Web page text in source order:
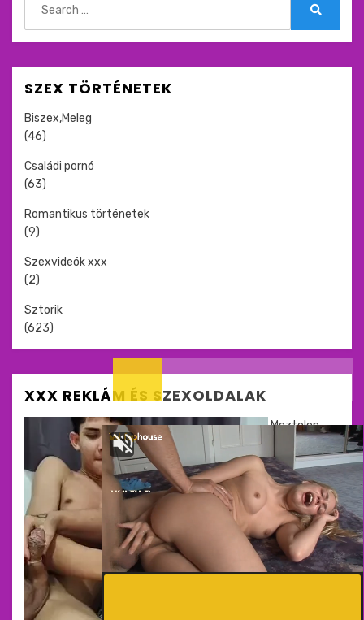
for:
SZEX TÖRTÉNETEK
Biszex,Meleg
(46)
Családi pornó
(63)
Romantikus történetek
(9)
Szexvideók xxx
(2)
Sztorik
(623)
XXX REKLÁM ÉS SZEXOLDALAK
Meztelen